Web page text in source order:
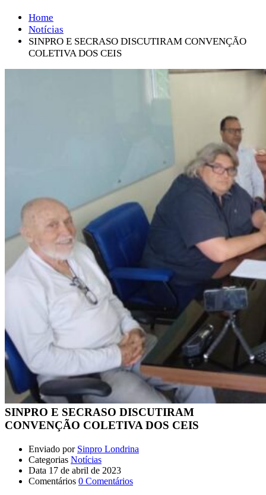
Home
Notícias
SINPRO E SECRASO DISCUTIRAM CONVENÇÃO
COLETIVA DOS CEIS
SINPRO E SECRASO DISCUTIRAM
CONVENÇÃO COLETIVA DOS CEIS
Enviado por Sinpro Londrina
Categorias Notícias
Data 17 de abril de 2023
Comentários 0 Comentários